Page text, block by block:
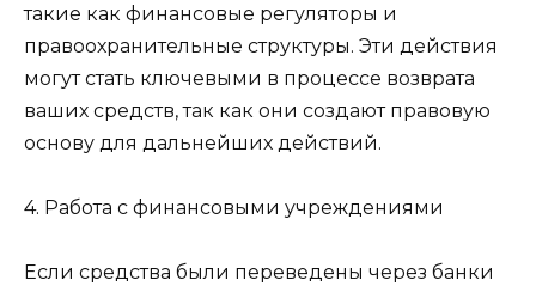
такие как финансовые регуляторы и
правоохранительные структуры. Эти действия
могут стать ключевыми в процессе возврата
ваших средств, так как они создают правовую
основу для дальнейших действий.
4. Работа с финансовыми учреждениями
Если средства были переведены через банки